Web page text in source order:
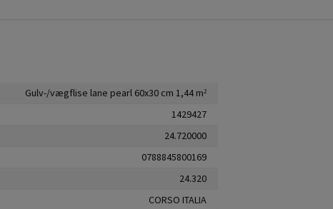
Gulv-/vægflise lane pearl 60x30 cm 1,44 m²
1429427
24.720000
0788845800169
24.320
CORSO ITALIA